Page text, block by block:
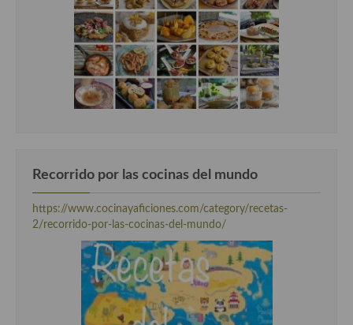
Recorrido por las cocinas del mundo
https://www.cocinayaficiones.com/category/recetas-
2/recorrido-por-las-cocinas-del-mundo/